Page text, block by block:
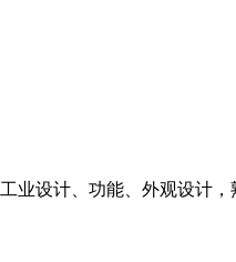
业设计、功能、外观设计